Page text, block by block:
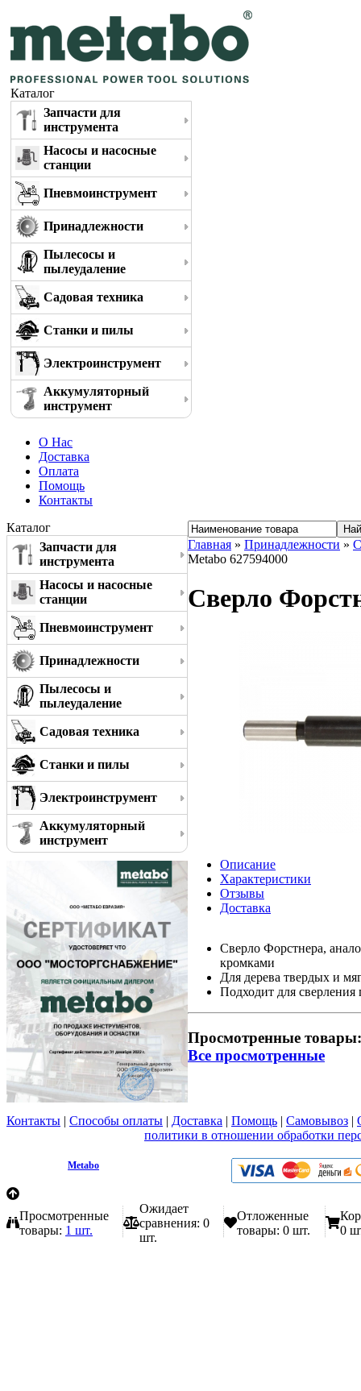
Каталог
Запчасти для
инструмента
Насосы и насосные
станции
Пневмоинструмент
Принадлежности
Пылесосы и
пылеудаление
Садовая техника
Станки и пилы
Электроинструмент
Аккумуляторный
инструмент
О Нас
Доставка
Оплата
Помощь
Контакты
Каталог
Запчасти для
инструмента
Насосы и насосные
станции
Пневмоинструмент
Принадлежности
Пылесосы и
пылеудаление
Садовая техника
Станки и пилы
Электроинструмент
Аккумуляторный
инструмент
Главная » Принадлежности »
Metabo 627594000
Сверло
Описание
Характеристики
Отзывы
Доставка
Сверло Форстнера,
кромками
Для дерева твердых и
Подходит для сверления
Просмотренные товары:
Все просмотренные
Контакты | Способы оплаты | Доставка | Помощь | Самовывоз |
политики в отношении обработки
Metabo
Просмотренные
товары: 1 шт.
Ожидает
сравнения: 0
шт.
Отложенные
товары: 0 шт.
0